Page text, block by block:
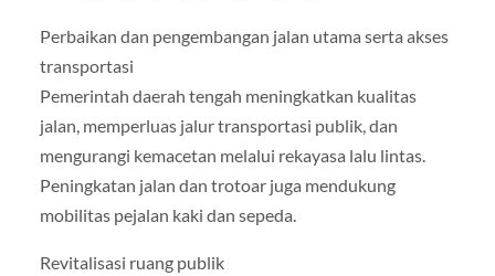
Perbaikan dan pengembangan jalan utama serta akses
transportasi
Pemerintah daerah tengah meningkatkan kualitas
jalan, memperluas jalur transportasi publik, dan
mengurangi kemacetan melalui rekayasa lalu lintas.
Peningkatan jalan dan trotoar juga mendukung
mobilitas pejalan kaki dan sepeda.
Revitalisasi ruang publik